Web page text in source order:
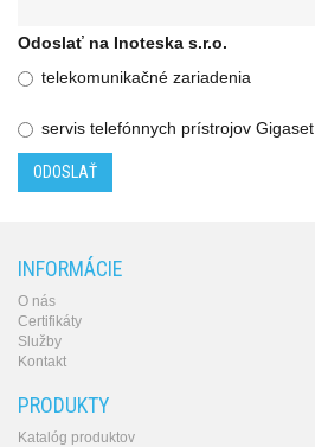
ústredne
prevodníky
produkty
Odoslať na Inoteska s.r.o.
telekomunikačné zariadenia
servis telefónnych prístrojov Gigaset
ODOSLAŤ
INFORMÁCIE
O nás
Certifikáty
Služby
Kontakt
PRODUKTY
Katalóg produktov